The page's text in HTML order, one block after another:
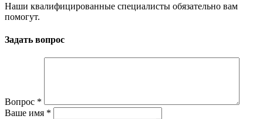
Наши квалифицированные специалисты обязательно вам
помогут.
Задать вопрос
Вопрос *
Ваше имя *